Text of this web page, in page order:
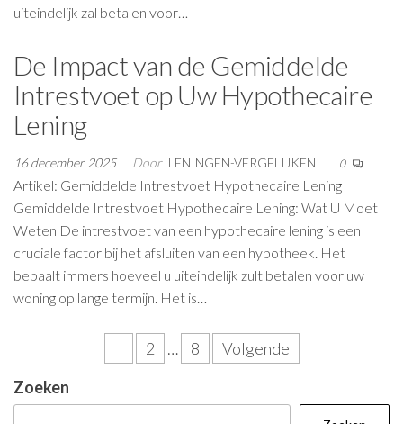
uiteindelijk zal betalen voor…
De Impact van de Gemiddelde
Intrestvoet op Uw Hypothecaire
Lening
16 december 2025 Door LENINGEN-VERGELIJKEN 0
Artikel: Gemiddelde Intrestvoet Hypothecaire Lening
Gemiddelde Intrestvoet Hypothecaire Lening: Wat U Moet
Weten De intrestvoet van een hypothecaire lening is een
cruciale factor bij het afsluiten van een hypotheek. Het
bepaalt immers hoeveel u uiteindelijk zult betalen voor uw
woning op lange termijn. Het is…
Berichtnavigatie
2 … 8
Volgende
Zoeken